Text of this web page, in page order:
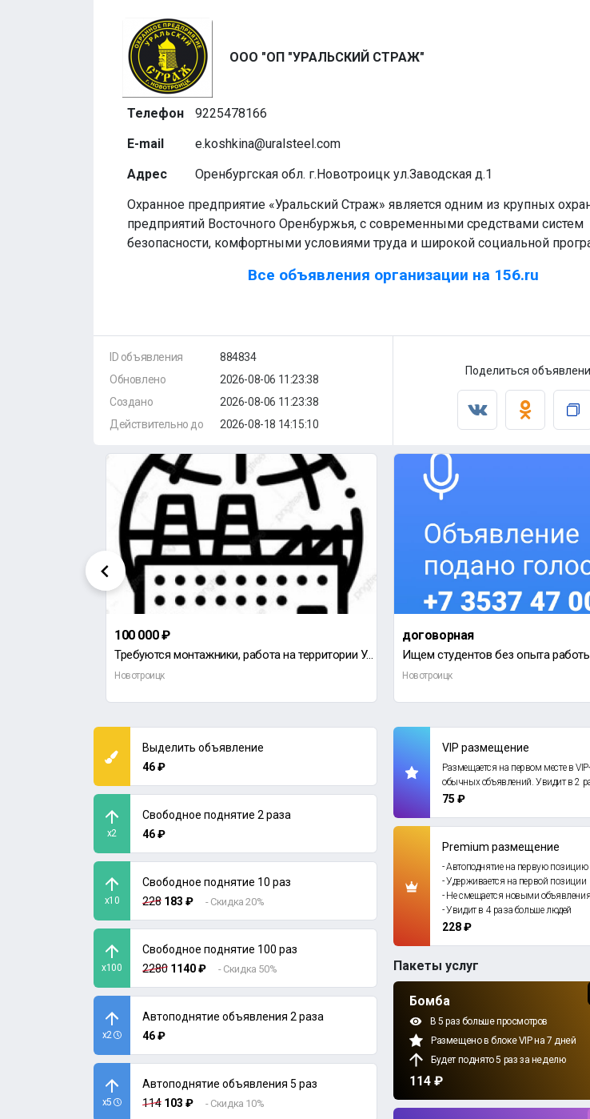
ООО "ОП "УРАЛЬСКИЙ СТРАЖ"
Телефон
9225478166
E-mail
e.koshkina@uralsteel.com
Адрес
Оренбургская обл. г.Новотроицк ул.Заводская д.1
Охранное предприятие «Уральский Страж» является одним из крупных
предприятий Восточного Оренбуржья, с современными средствами систем
безопасности, комфортными условиями труда и широкой социальной
Все объявления организации на 156.ru
ID объявления
Обновлено
Создано
Действительно до
884834
2026-08-06 11:23:38
2026-08-06 11:23:38
2026-08-18 14:15:10
Поделиться
100 000 ₽
Требуются монтажники, работа на территории Уральской стали, а так же вахтой.
Новотроицк
договорная
Новотроицк
Выделить объявление
46 ₽
x2
Свободное поднятие 2 раза
46 ₽
x10
Свободное поднятие 10 раз
228 183 ₽ - Скидка 20%
x100
Свободное поднятие 100 раз
2280 1140 ₽ - Скидка 50%
x2
Автоподнятие объявления 2 раза
46 ₽
x5
Автоподнятие объявления 5 раз
114 103 ₽ - Скидка 10%
VIP размещение
Размещается на первом месте в
обычных объявлений. Увидит в 2
75 ₽
Premium размещение
- Автоподнятие на первую позицию
- Удерживается на первой позиции
- Не смещается новыми
- Увидит в 4 раза больше людей
228 ₽
Пакеты услуг
Бомба
В 5 раз больше просмотров
Размещено в блоке VIP на 7 дней
Будет поднято 5 раз за неделю
114 ₽